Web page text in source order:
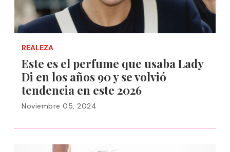
REALEZA
Este es el perfume que usaba Lady
Di en los años 90 y se volvió
tendencia en este 2026
Noviembre 05, 2024